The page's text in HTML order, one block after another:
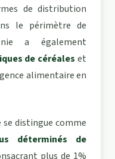
de distribution
le périmètre de
a également
de céréales et
alimentaire en
distingue comme
déterminés de
plus de 1%